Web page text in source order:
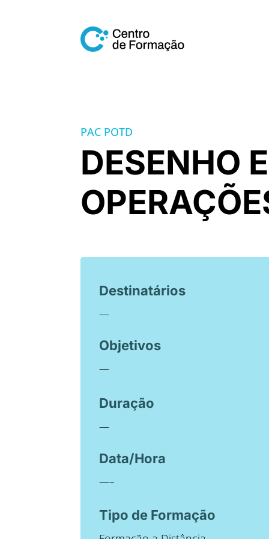
PAC POTD
DESENHO
Destinatários
—
Objetivos
—
Duração
—
Data/Hora
—–
Tipo de Formação